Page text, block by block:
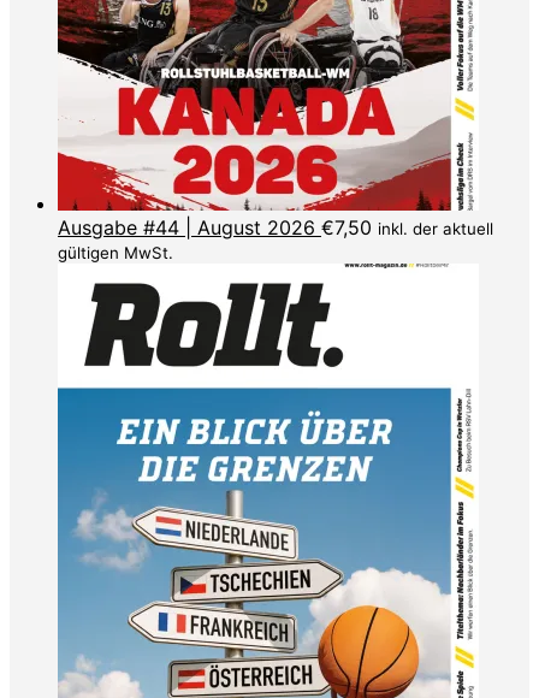
Ausgabe #44 | August 2026 €7,50 inkl. der aktuell
gültigen MwSt.